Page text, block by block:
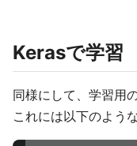
Kerasで学習
同様にして、学習用
これには以下のよう